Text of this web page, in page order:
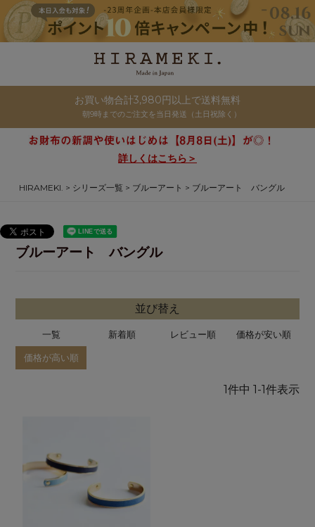
お買い物合計3,980円以上で送料無料
朝9時までのご注文を当日発送（土日祝除く）
詳しくはこちら＞
HIRAMEKI. シリーズ一覧 ブルーアート ブルーアート バングル
ブルーアート バングル
並び替え
一覧 新着順 レビュー順 価格が安い順
価格が高い順
1件中 1 -1件表示